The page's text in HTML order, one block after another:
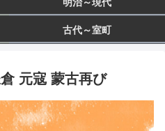
明治～現代
古代～室町
元寇 蒙古再び